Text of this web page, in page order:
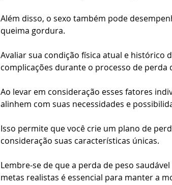
Além disso, o sexo também pode
queima gordura.
Avaliar sua condição física atual e histórico
complicações durante o processo de perda
Ao levar em consideração esses fatores
alinhem com suas necessidades e
Isso permite que você crie um plano de
consideração suas características únicas.
Lembre-se de que a perda de peso
metas realistas é essencial para manter a